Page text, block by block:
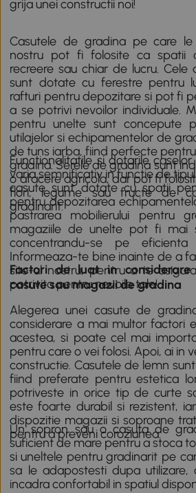
grija unei constructii noi!
Casutele de gradina pe care
nostru pot fi folosite ca spatii
recreere sau chiar de lucru. Cele
sunt dotate cu ferestre pentru
rafturi pentru depozitare si pot fi
a se potrivi nevoilor individuale.
pentru unelte sunt concepute
utilajelor si echipamentelor de
de tuns iarba, fiind perfecte
gradina.Serele de gradinasunt
o afacere agricola, dar pot fi
flori, legume sau fructe de
gradinarit.
Functionalitatile si dotarile
varia semnificativ in functie de
casute sunt dotate cu spatii
pentru depozitarea
pastrarea mobilierului pentru
magaziile de unelte pot fi mai
concentrandu-se pe eficienta
Informeaza-te bine inainte de a
site-ul nostru, pentru a te
potrivita pentru nevoile tale!
Factori de luat in
casute sau magazii de gradina
Alegerea unei casute de
considerare a mai multor factori
acestea, si poate cel mai
pentru care o vei folosi. Apoi, ai in
constructie. Casutele de lemn
fiind preferate pentru estetica
potriveste in orice tip de curte
este foarte durabil si rezistent,
dispozitie magazii si soproane
pentru a preveni coroziunea.
Un sopron sau o casuta de
suficient de mare pentru a stoca
siuneltele pentru gradinarit pe
sa le adapostesti dupa
incadra confortabil in spatiul